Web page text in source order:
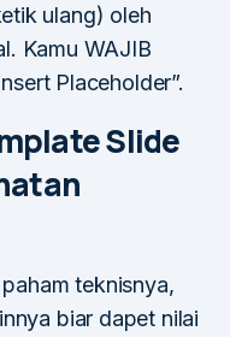
ulang) oleh
Kamu WAJIB
Placeholder”.
Slide
teknisnya,
biar dapet nilai